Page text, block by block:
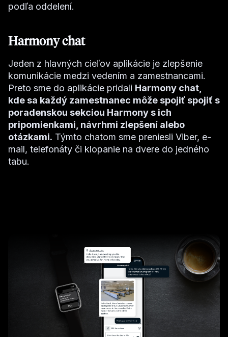
podľa oddelení.
Harmony chat
Jeden z hlavných cieľov aplikácie je zlepšenie
komunikácie medzi vedením a zamestnancami.
Preto sme do aplikácie pridali Harmony chat,
kde sa každý zamestnanec môže spojiť spojiť s
poradenskou sekciou Harmony s ich
pripomienkami, návrhmi zlepšení alebo
otázkami. Týmto chatom sme preniesli Viber, e-
mail, telefonáty či klopanie na dvere do jedného
tabu.